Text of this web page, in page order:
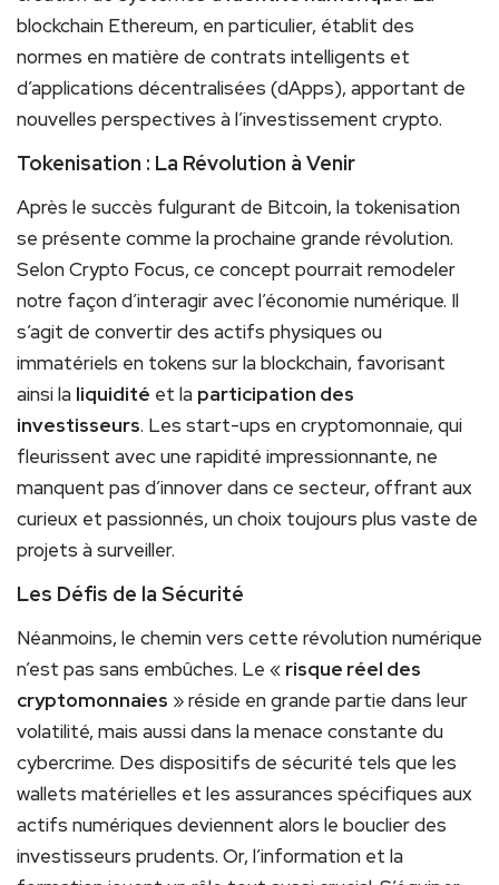
blockchain Ethereum, en particulier, établit des
normes en matière de contrats intelligents et
d’applications décentralisées (dApps), apportant de
nouvelles perspectives à l’investissement crypto.
Tokenisation : La Révolution à Venir
Après le succès fulgurant de Bitcoin, la tokenisation
se présente comme la prochaine grande révolution.
Selon Crypto Focus, ce concept pourrait remodeler
notre façon d’interagir avec l’économie numérique. Il
s’agit de convertir des actifs physiques ou
immatériels en tokens sur la blockchain, favorisant
ainsi la liquidité et la participation des
investisseurs. Les start-ups en cryptomonnaie, qui
fleurissent avec une rapidité impressionnante, ne
manquent pas d’innover dans ce secteur, offrant aux
curieux et passionnés, un choix toujours plus vaste de
projets à surveiller.
Les Défis de la Sécurité
Néanmoins, le chemin vers cette révolution numérique
n’est pas sans embûches. Le « risque réel des
cryptomonnaies » réside en grande partie dans leur
volatilité, mais aussi dans la menace constante du
cybercrime. Des dispositifs de sécurité tels que les
wallets matérielles et les assurances spécifiques aux
actifs numériques deviennent alors le bouclier des
investisseurs prudents. Or, l’information et la